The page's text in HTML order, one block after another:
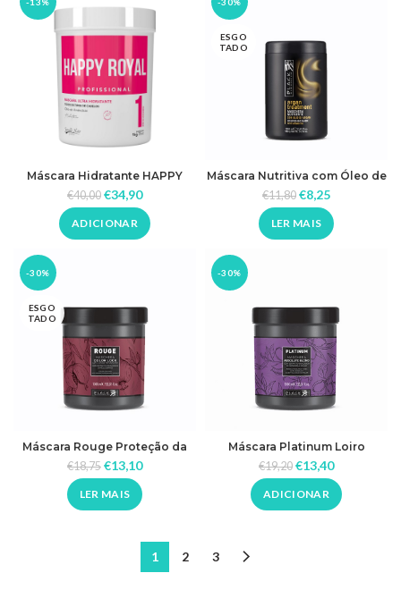
Máscara Hidratante HAPPY
ROYAL 1kg Semélle Hair
€40,00 €34,90
ADICIONAR
ESGO
TADO
Máscara Nutritiva com Óleo de
Argan
€11,80 €8,25
LER MAIS
-30%
ESGO
TADO
Máscara Rouge Proteção da
Cor
€18,75 €13,10
LER MAIS
-30%
Máscara Platinum Loiro
Absoluto
€19,20 €13,40
ADICIONAR
1 2 3